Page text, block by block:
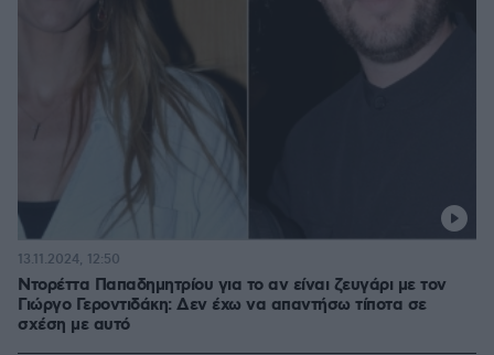
Ντορέττα Παπαδημητρίου για το αν είναι ζευγάρι με τον
Γιώργο Γεροντιδάκη: Δεν έχω να απαντήσω τίποτα σε
σχέση με αυτό
13.11.2024, 12:50